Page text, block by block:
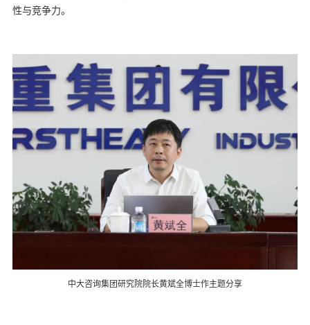
性与竞争力。
中大咨询集团研究院院长黄斌全博士作主题分享